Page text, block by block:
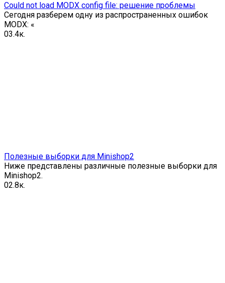
Could not load MODX config file: решение проблемы
Сегодня разберем одну из распространенных ошибок
MODX: «
03.4к.
Полезные выборки для Minishop2
Ниже представлены различные полезные выборки для
Minishop2.
02.8к.